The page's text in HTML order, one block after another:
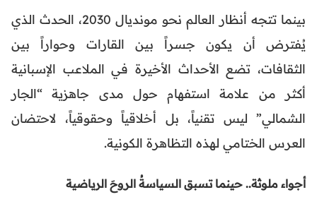
بينما تتجه أنظار العالم نحو مونديال 2030، الحدث الذي
يُفترض أن يكون جسراً بين القارات وحواراً بين
الثقافات، تضع الأحداث الأخيرة في الملاعب الإسبانية
أكثر من علامة استفهام حول مدى جاهزية “الجار
الشمالي” ليس تقنياً، بل أخلاقياً وحقوقياً، لاحتضان
العرس الختامي لهذه التظاهرة الكونية.
أجواء ملوثة.. حينما تسبق السياسةُ الروحَ الرياضية